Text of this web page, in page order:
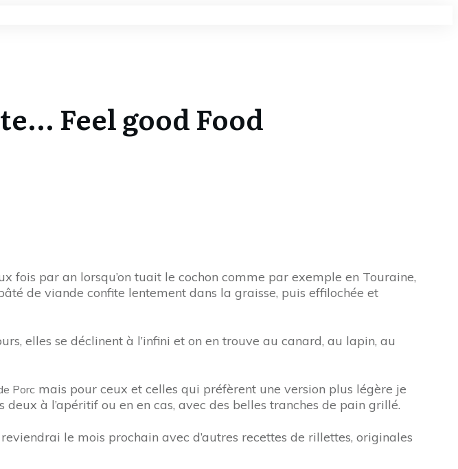
Feel good Food
fois par an lorsqu’on tuait le cochon comme par exemple en Touraine,
de viande confite lentement dans la graisse, puis effilochée et
elles se déclinent à l’infini et on en trouve au canard, au lapin, au
Porc mais pour ceux et celles qui préfèrent une version plus légère je
deux à l’apéritif ou en en cas, avec des belles tranches de pain grillé.
le mois prochain avec d’autres recettes de rillettes, originales